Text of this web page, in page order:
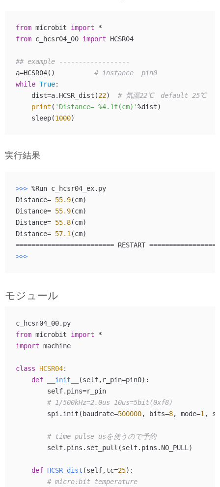
from microbit import
from c_hcsr04_00 import HCSR04
## example ------------------
a=HCSR04() # instance  pin0
while True:
    dist=a.HCSR_dist(
22) # 気温22℃　default 25℃
print ( 'Distance= %4.1f(cm)'%dist)
    sleep(
1000
実行結果
>>> %Run c_hcsr04_ex.py
Distance= 55.9(cm)
Distance= 55.9(cm)
Distance= 55.8(cm)
Distance= 57.1(cm)
>>>
モジュール
c_hcsr04_00.py
from microbit import
import machine
class HCSR04:
def
__init__ (self,r_pin=pin0):
        self.pins=r_pin
# 1/500kHz=2.0us 10us=5bit(0xf8)
        spi.init(baudrate=
500000, bits=8, mode=1 ,
# time_pulse_usを使うので予約
        self.pins.set_pull(self.pins.NO_PULL)
def HCSR_dist (self,tc=25):
# micro:bit temperature